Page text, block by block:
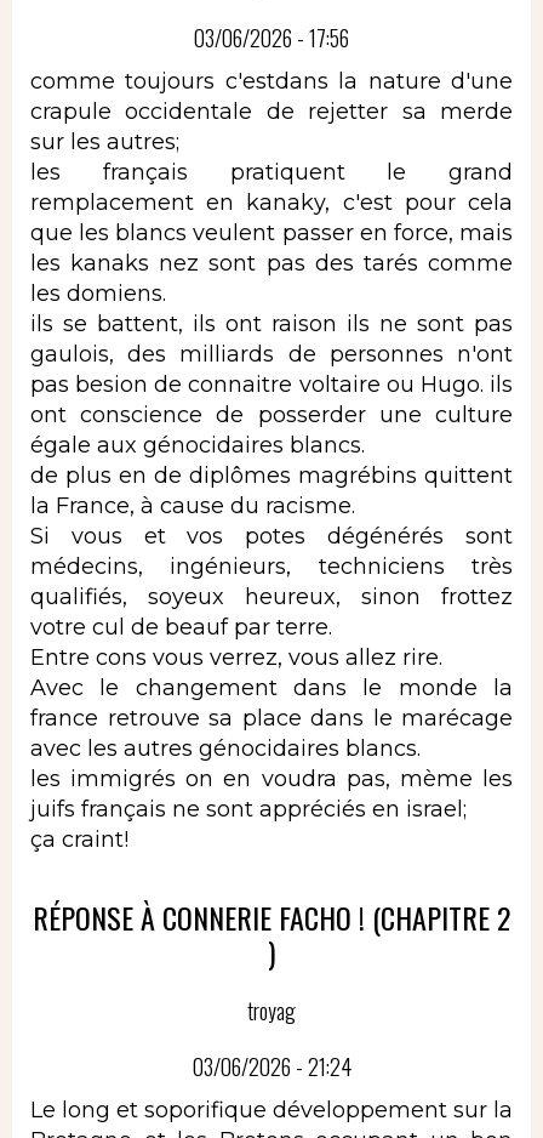
03/06/2026 - 17:56
comme toujours c'estdans la nature d'une
crapule occidentale de rejetter sa merde
sur les autres;
les français pratiquent le grand
remplacement en kanaky, c'est pour cela
que les blancs veulent passer en force, mais
les kanaks nez sont pas des tarés comme
les domiens.
ils se battent, ils ont raison ils ne sont pas
gaulois, des milliards de personnes n'ont
pas besion de connaitre voltaire ou Hugo. ils
ont conscience de posserder une culture
égale aux génocidaires blancs.
de plus en de diplômes magrébins quittent
la France, à cause du racisme.
Si vous et vos potes dégénérés sont
médecins, ingénieurs, techniciens très
qualifiés, soyeux heureux, sinon frottez
votre cul de beauf par terre.
Entre cons vous verrez, vous allez rire.
Avec le changement dans le monde la
france retrouve sa place dans le marécage
avec les autres génocidaires blancs.
les immigrés on en voudra pas, mème les
juifs français ne sont appréciés en israel;
ça craint!
RÉPONSE À CONNERIE FACHO ! (CHAPITRE 2
)
troyag
03/06/2026 - 21:24
Le long et soporifique développement sur la